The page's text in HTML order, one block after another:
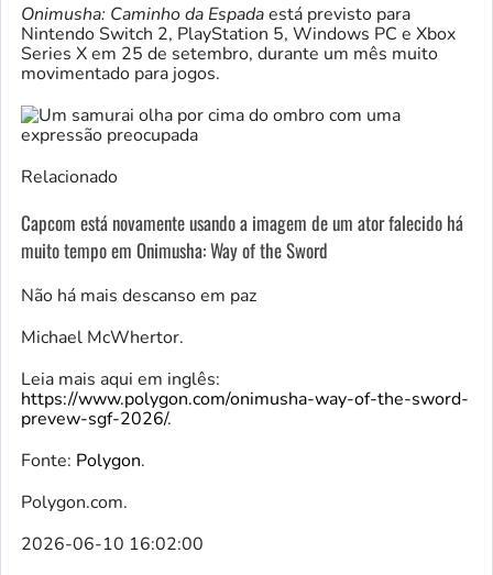
Onimusha: Caminho da Espadaestá previsto para
Nintendo Switch 2, PlayStation 5, Windows PC e Xbox
Series X em 25 de setembro, durante um mês muito
movimentado para jogos.
Relacionado
Capcom está novamente usando a imagem de um ator falecido há
muito tempo em Onimusha: Way of the Sword
Não há mais descanso em paz
Michael McWhertor.
Leia mais aqui em inglês:
https://www.polygon.com/onimusha-way-of-the-sword-
prevew-sgf-2026/.
Fonte: Polygon.
Polygon.com.
2026-06-10 16:02:00